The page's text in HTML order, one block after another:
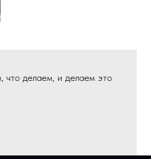
делаем, и делаем это